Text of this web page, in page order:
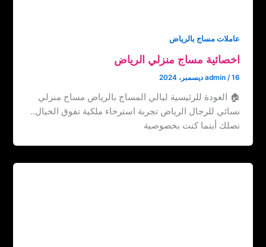
عاملات مساج بالرياض
اخصائية مساج منزلي الرياض
admin /16 ديسمبر، 2024
🏠 العودة للرئيسية ليالي المساج بالرياض مساج منزلي
نسائي للرجال الرياض تجربة استرخاء ملكية تفوق الخيال..
نصلك أينما كنت بخصوصية